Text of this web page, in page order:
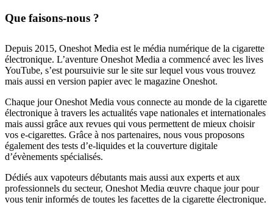
Que faisons-nous ?
Depuis 2015, Oneshot Media est le média numérique de la cigarette
électronique. L’aventure Oneshot Media a commencé avec les lives
YouTube, s’est poursuivie sur le site sur lequel vous vous trouvez
mais aussi en version papier avec le magazine Oneshot.
Chaque jour Oneshot Media vous connecte au monde de la cigarette
électronique à travers les actualités vape nationales et internationales
mais aussi grâce aux revues qui vous permettent de mieux choisir
vos e-cigarettes. Grâce à nos partenaires, nous vous proposons
également des tests d’e-liquides et la couverture digitale
d’évènements spécialisés.
Dédiés aux vapoteurs débutants mais aussi aux experts et aux
professionnels du secteur, Oneshot Media œuvre chaque jour pour
vous tenir informés de toutes les facettes de la cigarette électronique.